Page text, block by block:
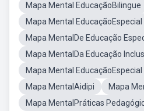
Mapa Mental EducaçãoBilingue
Mapa Mental
Mapa MentalDe Educação
Mapa MentalDa Educação
Mapa Mental
Mapa MentalAidipi
Mapa
Mapa MentalPráticas